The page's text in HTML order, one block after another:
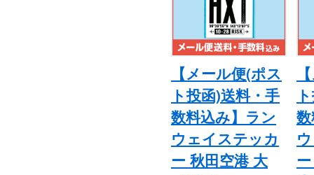
【メール便(ポス
ト投函)送料・手
数料込み】ラン
ウェイステッカ
ー 秋田空港 大